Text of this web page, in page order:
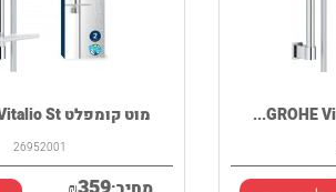
מוט קומפלט GROHE Vitalio St...
26952001